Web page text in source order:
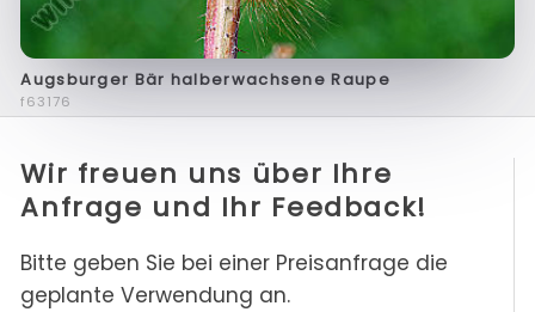
Augsburger Bär halberwachsene Raupe
f63176
Wir freuen uns über Ihre
Anfrage und Ihr Feedback!
Bitte geben Sie bei einer Preisanfrage die
geplante Verwendung an.